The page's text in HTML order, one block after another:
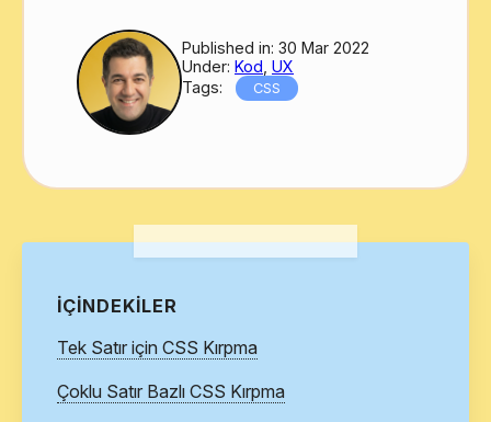
Published in: 30 Mar 2022
Under: Kod UX
Tags:
CSS
İÇINDEKILER
Tek Satır için CSS Kırpma
Çoklu Satır Bazlı CSS Kırpma